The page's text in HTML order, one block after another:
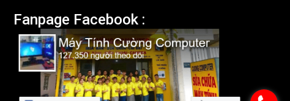
Fanpage Facebook :